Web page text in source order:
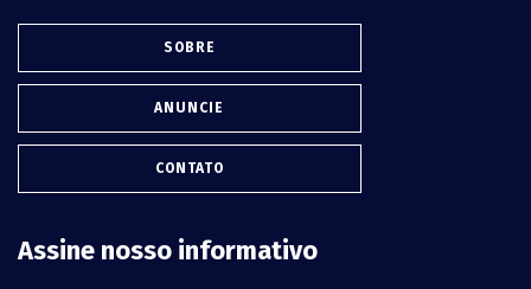
SOBRE
ANUNCIE
CONTATO
Assine nosso informativo